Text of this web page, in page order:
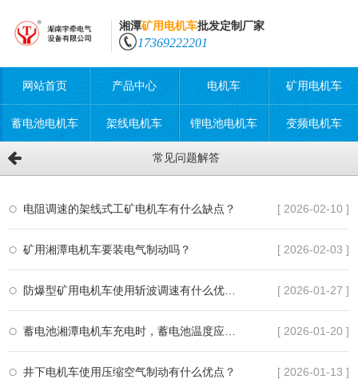
湘潭矿用电机车批发定制厂家
17369222201
网站首页 产品中心 电机车 矿用电机车
蓄电池电机车 架线电机车 锂电池电机车 变频电机车
常见问题解答
电阻调速的架线式工矿电机车有什么缺点？ [ 2026-02-10 ]
矿用湘潭电机车要装电气制动吗？ [ 2026-02-03 ]
[ 2026-01-27 ]
[ 2026-01-20 ]
井下电机车使用压缩空气制动有什么优点？ [ 2026-01-13 ]